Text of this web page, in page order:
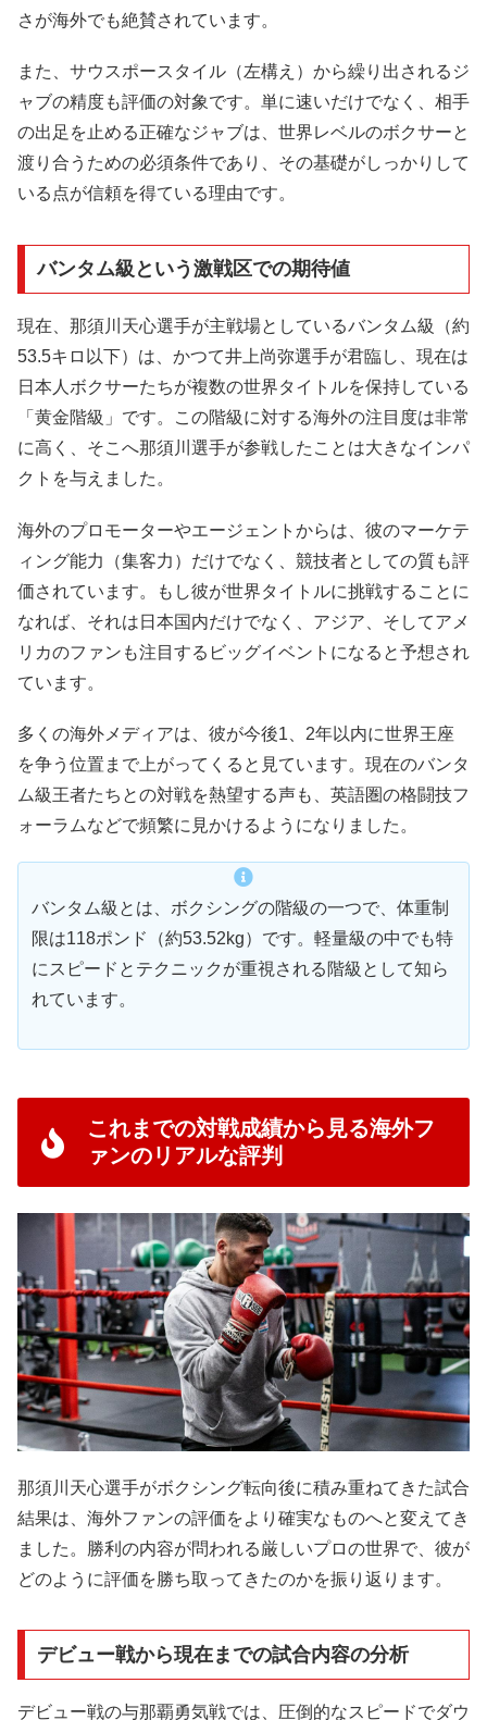
さが海外でも絶賛されています。
また、サウスポースタイル（左構え）から繰り出されるジ
ャブの精度も評価の対象です。単に速いだけでなく、相手
の出足を止める正確なジャブは、世界レベルのボクサーと
渡り合うための必須条件であり、その基礎がしっかりして
いる点が信頼を得ている理由です。
バンタム級という激戦区での期待値
現在、那須川天心選手が主戦場としているバンタム級（約
53.5キロ以下）は、かつて井上尚弥選手が君臨し、現在は
日本人ボクサーたちが複数の世界タイトルを保持している
「黄金階級」です。この階級に対する海外の注目度は非常
に高く、そこへ那須川選手が参戦したことは大きなインパ
クトを与えました。
海外のプロモーターやエージェントからは、彼のマーケテ
ィング能力（集客力）だけでなく、競技者としての質も評
価されています。もし彼が世界タイトルに挑戦することに
なれば、それは日本国内だけでなく、アジア、そしてアメ
リカのファンも注目するビッグイベントになると予想され
ています。
多くの海外メディアは、彼が今後1、2年以内に世界王座
を争う位置まで上がってくると見ています。現在のバンタ
ム級王者たちとの対戦を熱望する声も、英語圏の格闘技フ
ォーラムなどで頻繁に見かけるようになりました。
バンタム級とは、ボクシングの階級の一つで、体重制
限は118ポンド（約53.52kg）です。軽量級の中でも特
にスピードとテクニックが重視される階級として知ら
れています。
これまでの対戦成績から見る海外フ
ァンのリアルな評判
那須川天心選手がボクシング転向後に積み重ねてきた試合
結果は、海外ファンの評価をより確実なものへと変えてき
ました。勝利の内容が問われる厳しいプロの世界で、彼が
どのように評価を勝ち取ってきたのかを振り返ります。
デビュー戦から現在までの試合内容の分析
デビュー戦の与那覇勇気戦では、圧倒的なスピードでダウ